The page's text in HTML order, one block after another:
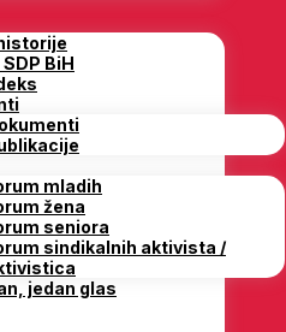
BiH
mladih
žena
seniora
sindikalnih aktivista /
jedan glas